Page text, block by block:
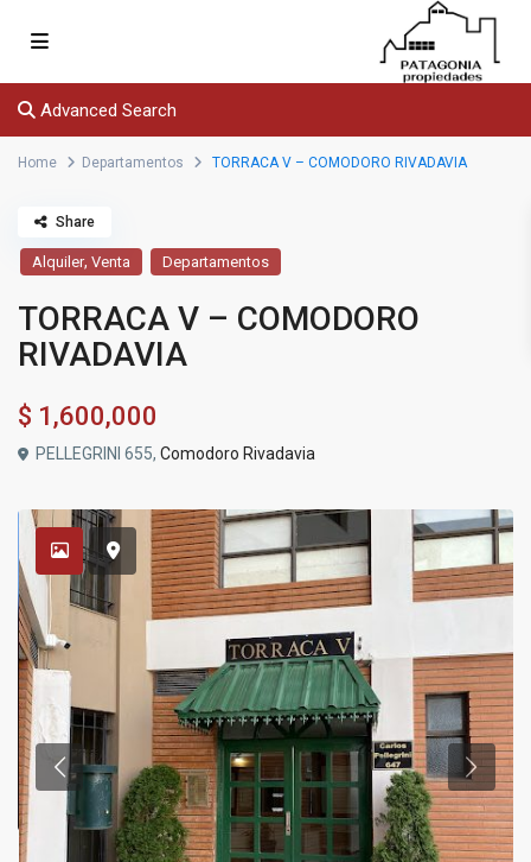
Advanced Search
Home Departamentos TORRACA V – COMODORO RIVADAVIA
Alquiler,Venta Departamentos
TORRACA V – COMODORO
RIVADAVIA
$ 1,600,000
PELLEGRINI 655,Comodoro Rivadavia
Share